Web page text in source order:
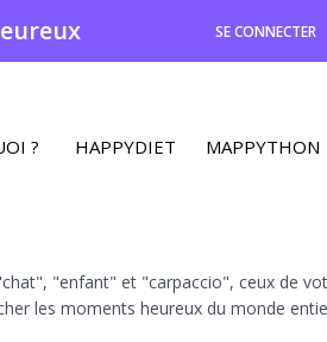
SE CONNECTER
? HAPPYDIET MAPPYTHON
"enfant" et "carpaccio", ceux de
les moments heureux du monde